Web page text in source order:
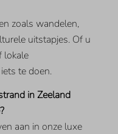
zoals wandelen,
uitstapjes. Of u
lokale
te doen.
in Zeeland
aan in onze luxe